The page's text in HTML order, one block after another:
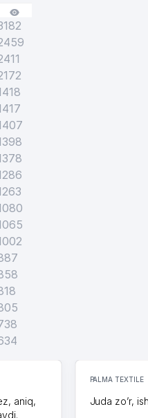
aniq,
PALMA TEXTILE
Juda zo’r,